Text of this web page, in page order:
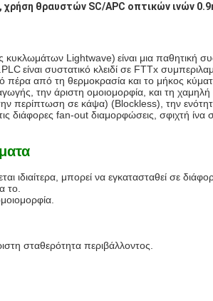
χρήση θραυστών SC/APC οπτικών ινών
κυκλωμάτων Lightwave) είναι μια παθητική
είναι συστατικό κλειδί σε FTTx
πέρα από τη θερμοκρασία και το μήκος
την άριστη ομοιομορφία, και τη
περίπτωση σε κάψα) (Blockless), την
διάφορες fan-out διαμορφώσεις, σφιχτή ίνα
ιδιαίτερα, μπορεί να εγκατασταθεί σε
το.
σταθερότητα περιβάλλοντος.